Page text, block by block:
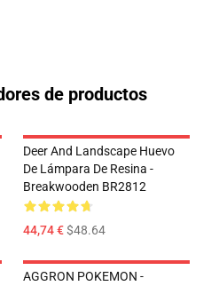
de productos
Deer And Landscape Huevo
De Lámpara De Resina -
Breakwooden BR2812
44,74 €$48.64
AGGRON POKEMON -